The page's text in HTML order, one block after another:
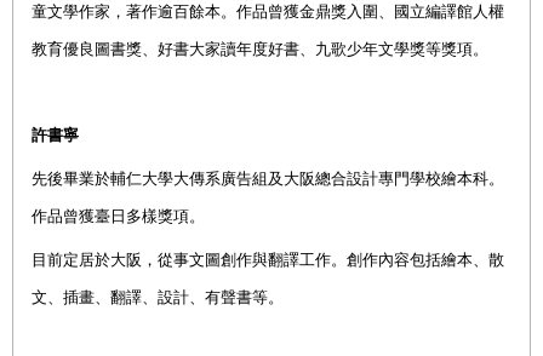
童文學作家，著作逾百餘本。作品曾獲金鼎獎入圍、國立編譯館人權
教育優良圖書獎、好書大家讀年度好書、九歌少年文學獎等獎項。
許書寧
先後畢業於輔仁大學大傳系廣告組及大阪總合設計專門學校繪本科。
作品曾獲臺日多樣獎項。
目前定居於大阪，從事文圖創作與翻譯工作。 創作內容包括繪本、散
文、插畫、翻譯、設計、有聲書等。